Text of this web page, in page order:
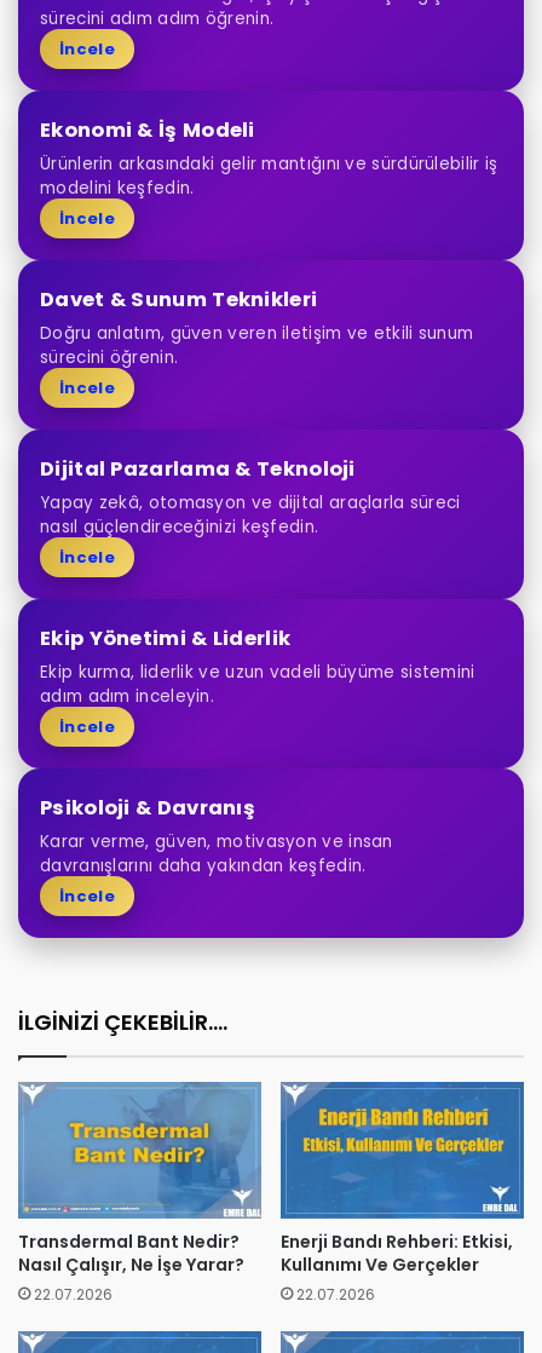
sürecini adım adım öğrenin.
İncele
Ekonomi & İş Modeli
Ürünlerin arkasındaki gelir mantığını ve sürdürülebilir iş
modelini keşfedin.
İncele
Davet & Sunum Teknikleri
Doğru anlatım, güven veren iletişim ve etkili sunum
sürecini öğrenin.
İncele
Dijital Pazarlama & Teknoloji
Yapay zekâ, otomasyon ve dijital araçlarla süreci
nasıl güçlendireceğinizi keşfedin.
İncele
Ekip Yönetimi & Liderlik
Ekip kurma, liderlik ve uzun vadeli büyüme sistemini
adım adım inceleyin.
İncele
Psikoloji & Davranış
Karar verme, güven, motivasyon ve insan
davranışlarını daha yakından keşfedin.
İncele
İLGİNİZİ ÇEKEBİLİR....
Transdermal Bant Nedir?
Nasıl Çalışır, Ne İşe Yarar?
22.07.2026
Enerji Bandı Rehberi: Etkisi,
Kullanımı Ve Gerçekler
22.07.2026